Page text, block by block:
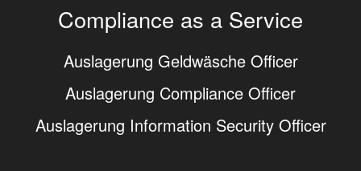
Compliance as a Service
Auslagerung Geldwäsche Officer
Auslagerung Compliance Officer
Auslagerung Information Security Officer